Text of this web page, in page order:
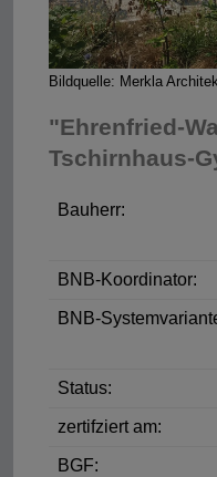
Bildquelle: Merkla
"Ehrenfried-
Tschirnhaus-
Bauherr:
BNB-Koordinator:
BNB-
Status:
zertifziert am:
BGF: